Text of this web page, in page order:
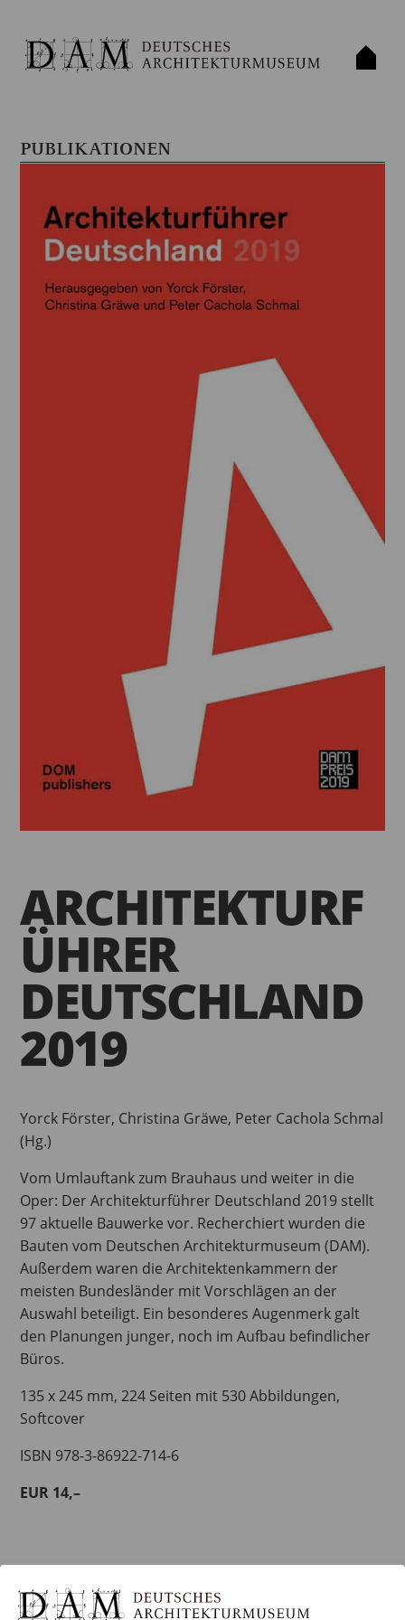
PUBLIKATIONEN
ARCHITEKTURF
ÜHRER
DEUTSCHLAND
2019
Yorck Förster, Christina Gräwe, Peter Cachola Schmal
(Hg.)
Vom Umlauftank zum Brauhaus und weiter in die
Oper: Der Architekturführer Deutschland 2019 stellt
97 aktuelle Bauwerke vor. Recherchiert wurden die
Bauten vom Deutschen Architekturmuseum (DAM).
Außerdem waren die Architektenkammern der
meisten Bundesländer mit Vorschlägen an der
Auswahl beteiligt. Ein besonderes Augenmerk galt
den Planungen junger, noch im Aufbau befindlicher
Büros.
135 x 245 mm, 224 Seiten mit 530 Abbildungen,
Softcover
ISBN 978-3-86922-714-6
EUR 14,–
BESTELLUNG